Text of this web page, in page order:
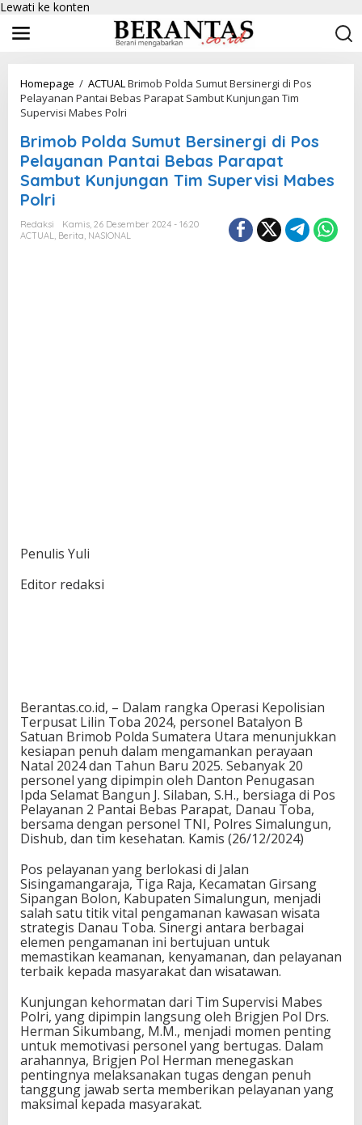
Lewati ke konten
Homepage / ACTUALBrimob Polda Sumut Bersinergi di Pos
Pelayanan Pantai Bebas Parapat Sambut Kunjungan Tim
Supervisi Mabes Polri
Brimob Polda Sumut Bersinergi di Pos
Pelayanan Pantai Bebas Parapat
Sambut Kunjungan Tim Supervisi Mabes
Polri
Redaksi
Kamis, 26 Desember 2024 - 16:20
ACTUAL, Berita, NASIONAL
Penulis Yuli
Editor redaksi
Berantas.co.id, – Dalam rangka Operasi Kepolisian
Terpusat Lilin Toba 2024, personel Batalyon B
Satuan Brimob Polda Sumatera Utara menunjukkan
kesiapan penuh dalam mengamankan perayaan
Natal 2024 dan Tahun Baru 2025. Sebanyak 20
personel yang dipimpin oleh Danton Penugasan
Ipda Selamat Bangun J. Silaban, S.H., bersiaga di Pos
Pelayanan 2 Pantai Bebas Parapat, Danau Toba,
bersama dengan personel TNI, Polres Simalungun,
Dishub, dan tim kesehatan. Kamis (26/12/2024)
Pos pelayanan yang berlokasi di Jalan
Sisingamangaraja, Tiga Raja, Kecamatan Girsang
Sipangan Bolon, Kabupaten Simalungun, menjadi
salah satu titik vital pengamanan kawasan wisata
strategis Danau Toba. Sinergi antara berbagai
elemen pengamanan ini bertujuan untuk
memastikan keamanan, kenyamanan, dan pelayanan
terbaik kepada masyarakat dan wisatawan.
Kunjungan kehormatan dari Tim Supervisi Mabes
Polri, yang dipimpin langsung oleh Brigjen Pol Drs.
Herman Sikumbang, M.M., menjadi momen penting
untuk memotivasi personel yang bertugas. Dalam
arahannya, Brigjen Pol Herman menegaskan
pentingnya melaksanakan tugas dengan penuh
tanggung jawab serta memberikan pelayanan yang
maksimal kepada masyarakat.